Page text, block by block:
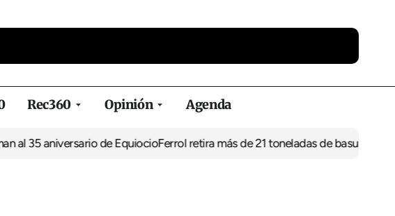
Rec360 Opinión Agenda
de EquiocioFerrol retira más de 21 toneladas de basura de